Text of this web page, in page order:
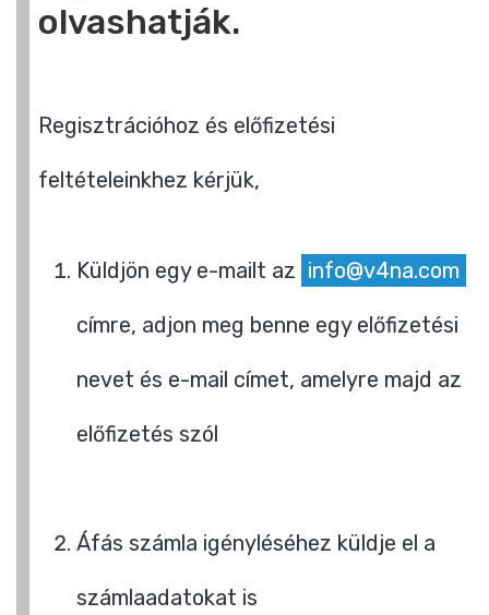
olvashatják.
Regisztrációhoz és előfizetési
feltételeinkhez kérjük,
Küldjön egy e-mailt az info@v4na.com
címre, adjon meg benne egy előfizetési
nevet és e-mail címet, amelyre majd az
előfizetés szól
Áfás számla igényléséhez küldje el a
számlaadatokat is